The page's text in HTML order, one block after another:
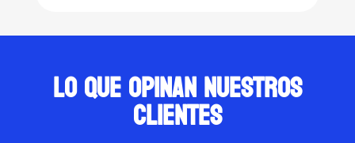
Lo que opinan nuestros
clientes